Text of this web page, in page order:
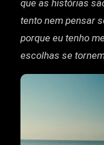
que as histórias
tento nem pensar
porque eu tenho
escolhas se